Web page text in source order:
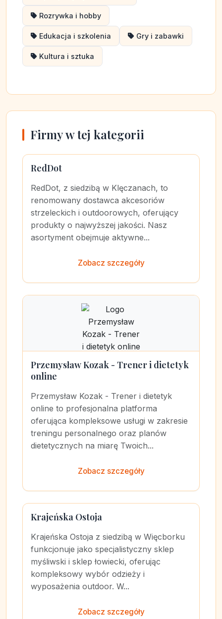
Rozrywka i hobby
Edukacja i szkolenia Gry i zabawki
Kultura i sztuka
Firmy w tej kategorii
RedDot
RedDot, z siedzibą w Klęczanach, to
renomowany dostawca akcesoriów
strzeleckich i outdoorowych, oferujący
produkty o najwyższej jakości. Nasz
asortyment obejmuje aktywne...
Zobacz szczegóły
Przemysław Kozak - Trener i dietetyk
online
Przemysław Kozak - Trener i dietetyk
online to profesjonalna platforma
oferująca kompleksowe usługi w zakresie
treningu personalnego oraz planów
dietetycznych na miarę Twoich...
Zobacz szczegóły
Krajeńska Ostoja
Krajeńska Ostoja z siedzibą w Więcborku
funkcjonuje jako specjalistyczny sklep
myśliwski i sklep łowiecki, oferując
kompleksowy wybór odzieży i
wyposażenia outdoor. W...
Zobacz szczegóły